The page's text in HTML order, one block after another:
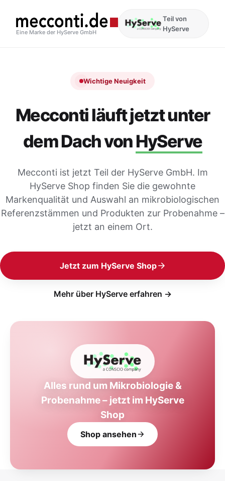
Eine Marke der HyServe GmbH
Teil von
HyServe
Wichtige Neuigkeit
Mecconti läuft jetzt unter
dem Dach vonHyServe
Mecconti ist jetzt Teil der HyServe GmbH. Im
HyServe Shop finden Sie die gewohnte
Markenqualität und Auswahl an mikrobiologischen
Referenzstämmen und Produkten zur Probenahme –
jetzt an einem Ort.
Jetzt zum HyServe Shop
Mehr über HyServe erfahren →
Alles rund um Mikrobiologie &
Probenahme – jetzt im HyServe
Shop
Shop ansehen